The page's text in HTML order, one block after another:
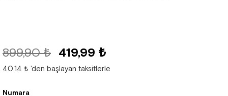
899,90 ₺ 419,99 ₺
40,14 ₺ 'den başlayan taksitlerle
Numara